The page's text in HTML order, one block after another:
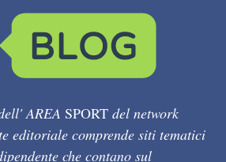
AREA SPORT del network
editoriale comprende siti tematici
che contano sul